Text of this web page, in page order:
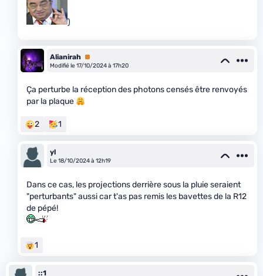
)
Alianirah Premium
Modifié le 17/10/2024 à 17h20
Ça perturbe la réception des photons censés être renvoyés
par la plaque
2 1
yl
Le 18/10/2024 à 12h19
Dans ce cas, les projections derrière sous la pluie seraient
"perturbants" aussi car t'as pas remis les bavettes de la R12
de pépé!
1
::1